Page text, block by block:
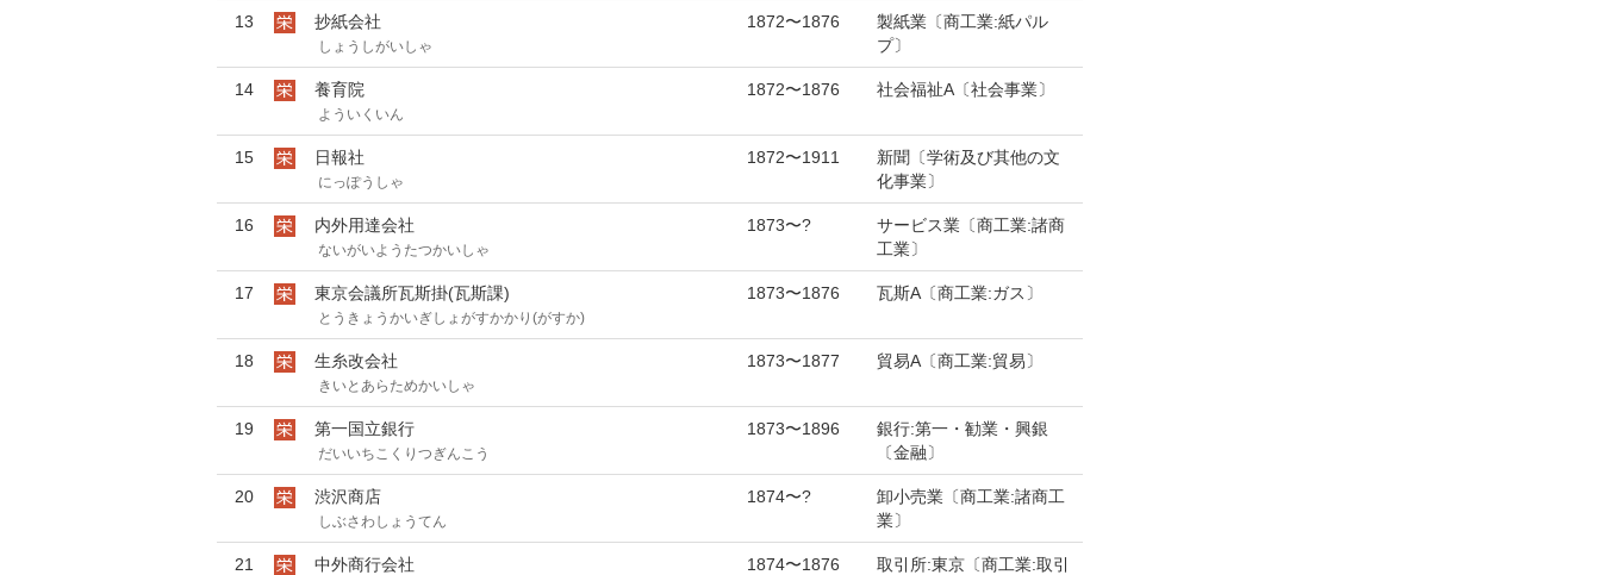
13 抄紙会社
しょうしがいしゃ
1872〜1876
製紙業〔商工業:紙パル
プ〕
14 養育院
よういくいん
1872〜1876 社会福祉A〔社会事業〕
15 日報社
にっぽうしゃ
1872〜1911
新聞〔学術及び其他の文
化事業〕
16 内外用達会社
ないがいようたつかいしゃ
1873〜?
サービス業〔商工業:諸商
工業〕
17 東京会議所瓦斯掛(瓦斯課)
とうきょうかいぎしょがすかかり(がすか)
1873〜1876 瓦斯A〔商工業:ガス〕
18 生糸改会社
きいとあらためかいしゃ
1873〜1877 貿易A〔商工業:貿易〕
19 第一国立銀行
だいいちこくりつぎんこう
1873〜1896
銀行:第一・勧業・興銀
〔金融〕
20 渋沢商店
しぶさわしょうてん
1874〜?
卸小売業〔商工業:諸商工
業〕
21 中外商行会社 1874〜1876
取引所:東京〔商工業:取引